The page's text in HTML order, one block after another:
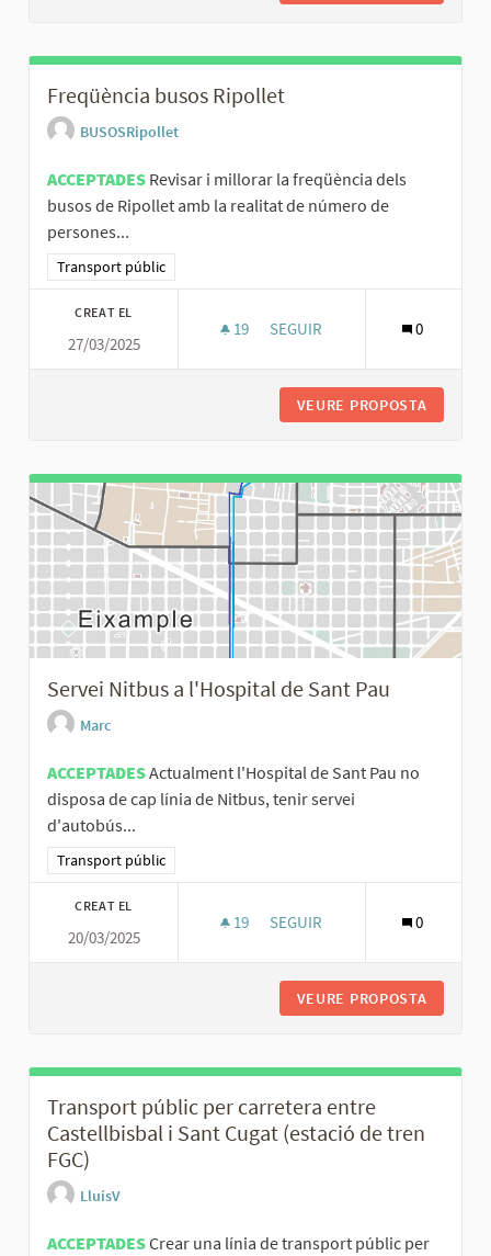
Freqüència busos Ripollet
BUSOSRipollet
ACCEPTADES Revisar i millorar la freqüència dels
busos de Ripollet amb la realitat de número de
persones...
Resultats al filtrar per la categoria: Transport públic
Transport públic
CREAT EL
27/03/2025
19 19 SEGUIDORES
SEGUIR 0
VEURE PROPOSTA
Servei Nitbus a l'Hospital de Sant Pau
Marc
ACCEPTADESActualment l'Hospital de Sant Pau no
disposa de cap línia de Nitbus, tenir servei
d'autobús...
Resultats al filtrar per la categoria: Transport públic
Transport públic
CREAT EL
20/03/2025
19 19 SEGUIDORES
SEGUIR 0
VEURE PROPOSTA
Transport públic per carretera entre
Castellbisbal i Sant Cugat (estació de tren
FGC)
LluísV
ACCEPTADESCrear una línia de transport públic per